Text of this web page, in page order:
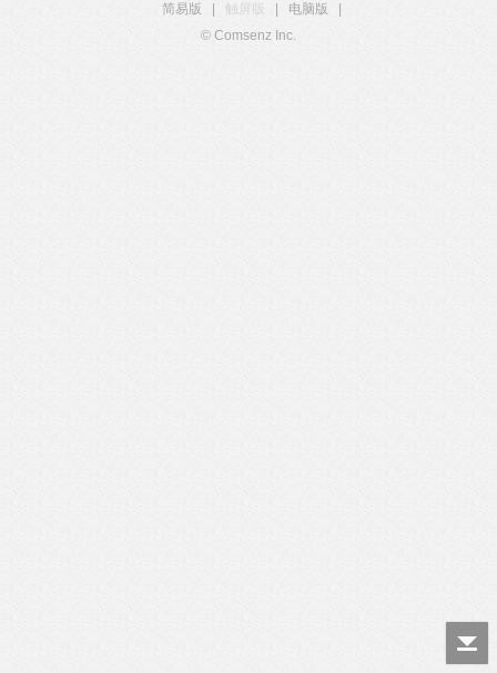
简易版
触屏版 电脑版
© Comsenz Inc.